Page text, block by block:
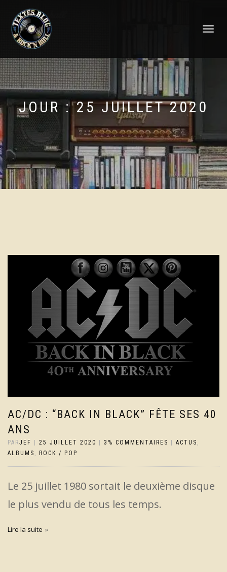
DÉPLIER
JOUR :25 JUILLET 2020
AC/DC : “BACK IN BLACK” FÊTE SES 40
ANS
PARJEF | 25 JUILLET 2020 | 3% COMMENTAIRES | ACTUS
ALBUMS
ROCK / POP
Le 25 juillet 1980 sortait le deuxième disque
le plus vendu de tous les temps.
Lire la suite